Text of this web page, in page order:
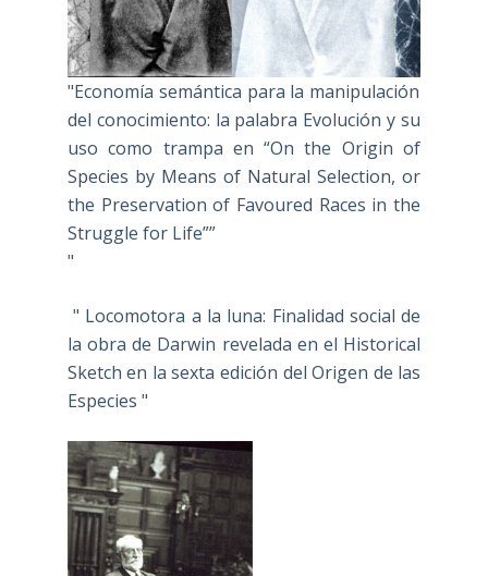
"Economía semántica para la manipulación
del conocimiento: la palabra Evolución y su
uso como trampa en “On the Origin of
Species by Means of Natural Selection, or
the Preservation of Favoured Races in the
Struggle for Life””
"
" Locomotora a la luna: Finalidad social de
la obra de Darwin revelada en el Historical
Sketch en la sexta edición del Origen de las
Especies "